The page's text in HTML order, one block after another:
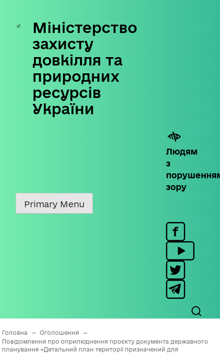
Skip
content
Міністерство
захисту
довкілля та
природних
ресурсів
України
Людям
з
зору
Primary Menu
Головна — Оголошення
—
Повідомлення про оприлюднення проєкту документа державного
планування «Детальний план території призначений для